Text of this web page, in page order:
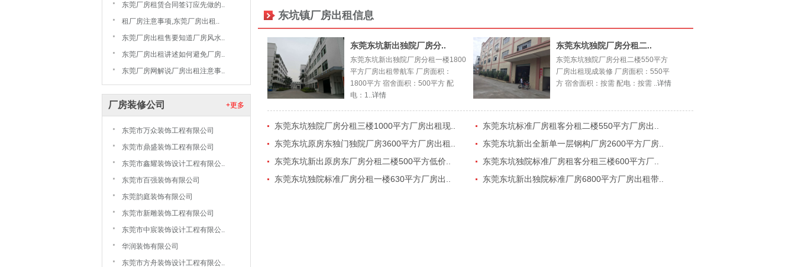
东莞厂房租赁合同签订应先做的..
租厂房注意事项,东莞厂房出租..
东莞厂房出租售要知道厂房风水..
东莞厂房出租讲述如何避免厂房..
东莞厂房网解说厂房出租注意事..
+更多
厂房装修公司
东莞市万众装饰工程有限公司
东莞市鼎盛装饰工程有限公司
东莞市鑫耀装饰设计工程有限公..
东莞市百强装饰有限公司
东莞韵庭装饰有限公司
东莞市新雕装饰工程有限公司
东莞市中宸装饰设计工程有限公..
华润装饰有限公司
东莞市方舟装饰设计工程有限公..
东坑镇厂房出租信息
东莞东坑新出独院厂房分..
东莞东坑新出独院厂房分租一楼1800
平方厂房出租带航车 厂房面积：
1800平方 宿舍面积：500平方 配
电：1..详情
东莞东坑独院厂房分租二..
东莞东坑独院厂房分租二楼550平方
厂房出租现成装修 厂房面积：550平
方 宿舍面积：按需 配电：按需 ..详情
东莞东坑独院厂房分租三楼1000平方厂房出租现..
东莞东坑标准厂房租客分租二楼550平方厂房出..
东莞东坑原房东独门独院厂房3600平方厂房出租..
东莞东坑新出全新单一层钢构厂房2600平方厂房..
东莞东坑新出原房东厂房分租二楼500平方低价..
东莞东坑独院标准厂房租客分租三楼600平方厂..
东莞东坑独院标准厂房分租一楼630平方厂房出..
东莞东坑新出独院标准厂房6800平方厂房出租带..